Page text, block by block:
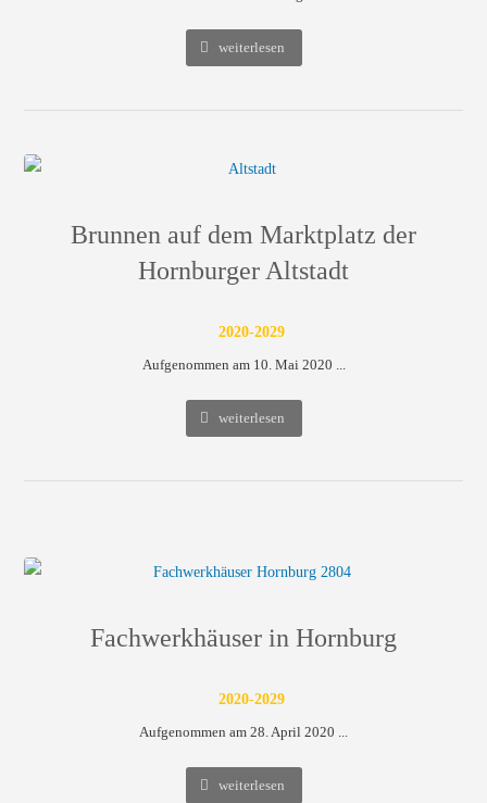
weiterlesen
Brunnen auf dem Marktplatz der
Hornburger Altstadt
2020-2029
Aufgenommen am 10. Mai 2020 ...
weiterlesen
Fachwerkhäuser in Hornburg
2020-2029
Aufgenommen am 28. April 2020 ...
weiterlesen